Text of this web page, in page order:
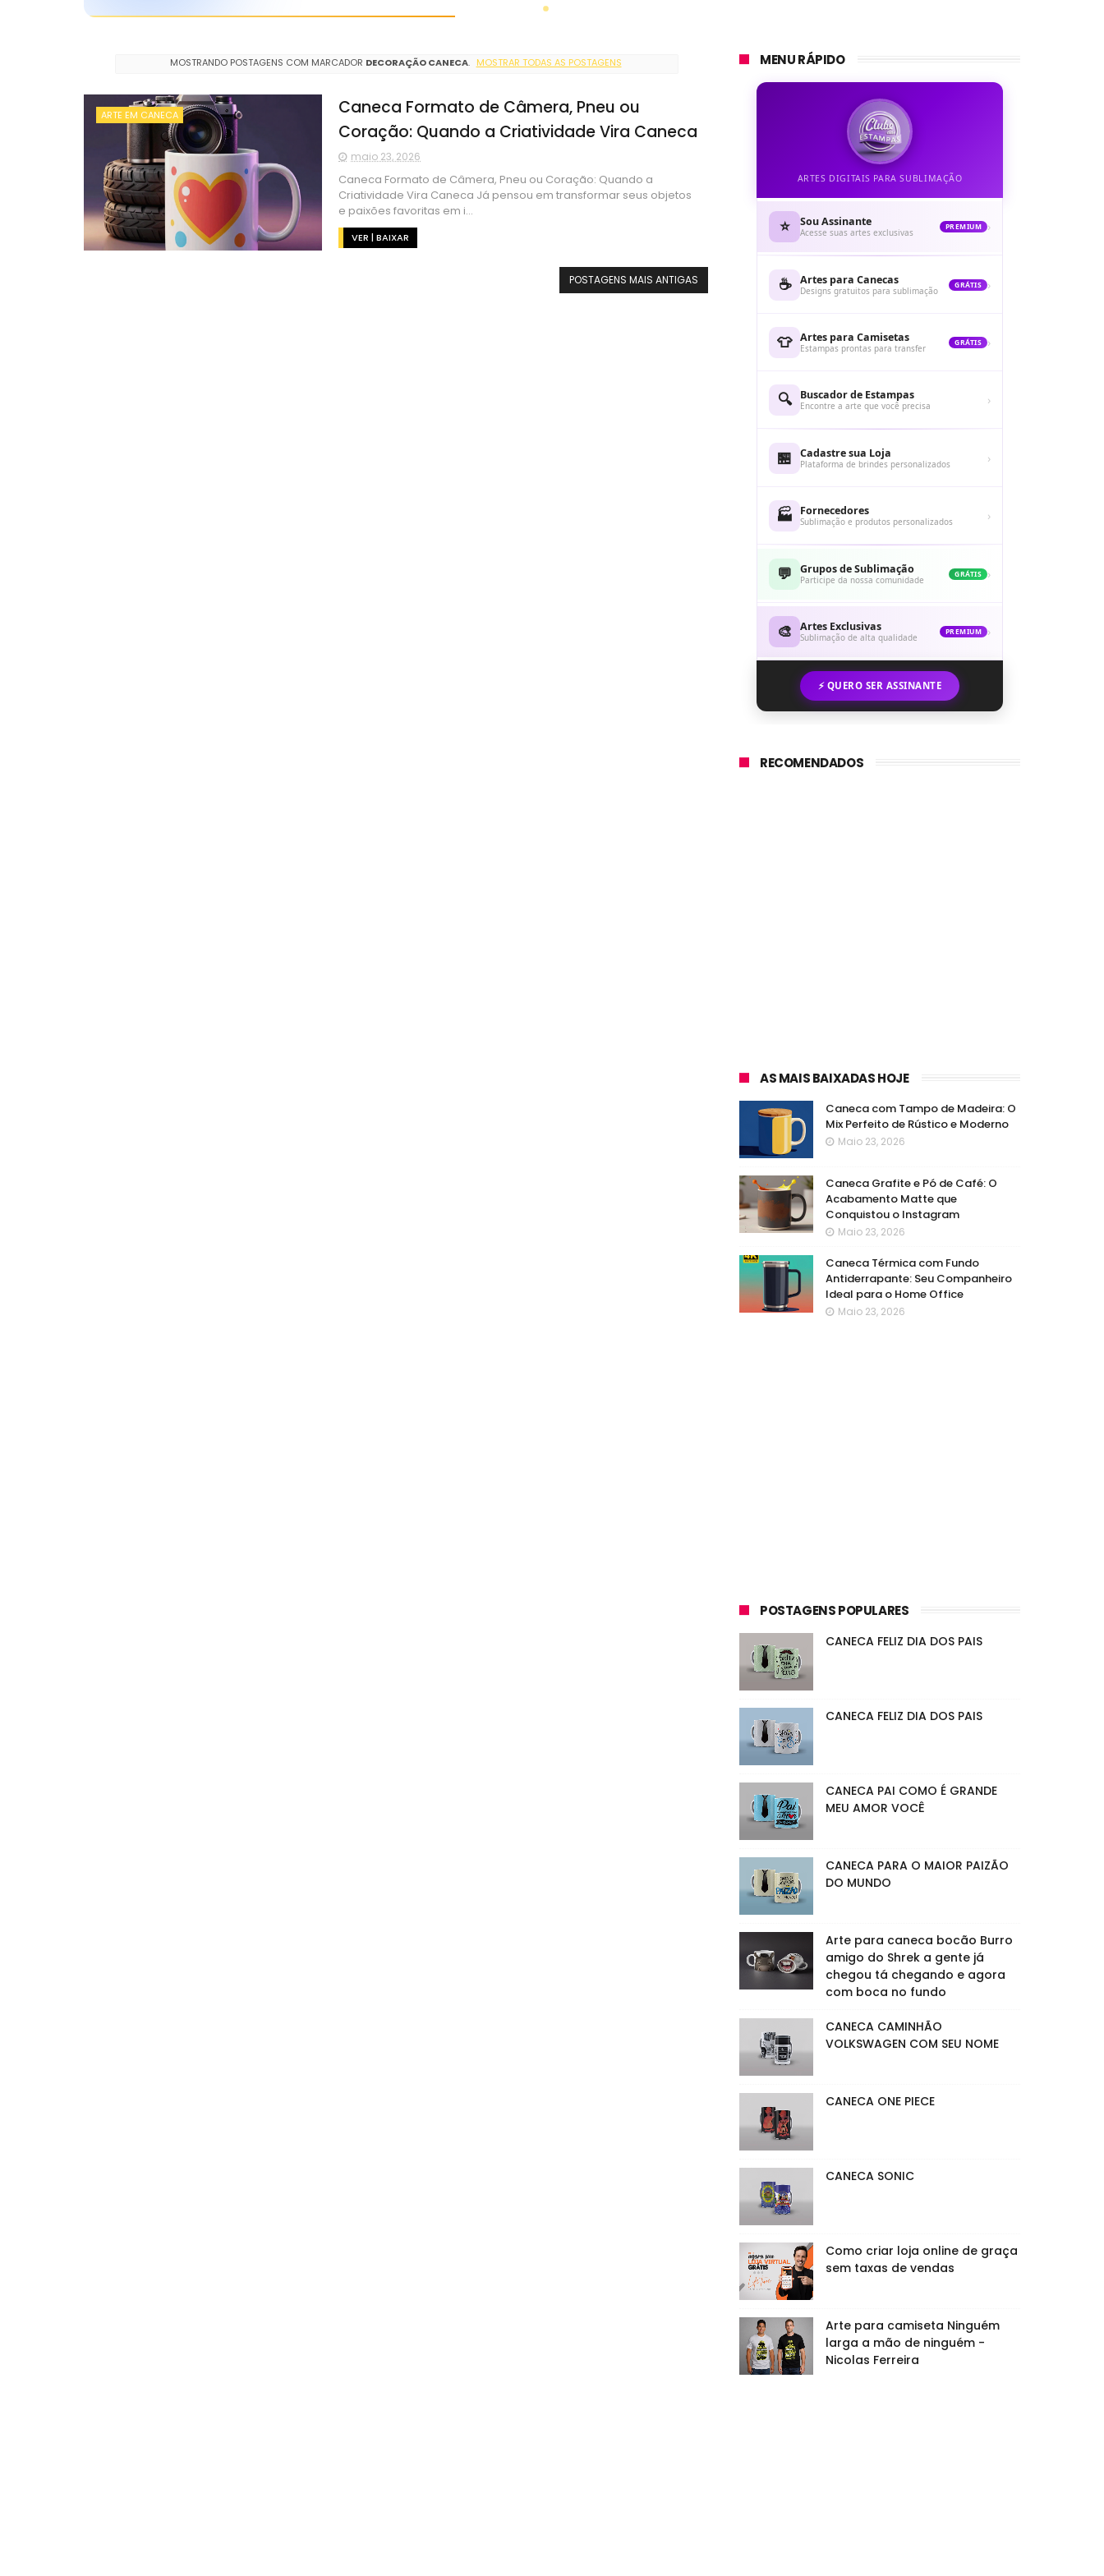
MOSTRANDO POSTAGENS COM MARCADOR DECORAÇÃO CANECA. MOSTRAR TODAS AS POSTAGENS
ARTE EM CANECA
Caneca Formato de Câmera, Pneu ou
Coração: Quando a Criatividade Vira Caneca
maio 23, 2026
Caneca Formato de Câmera, Pneu ou Coração: Quando a
Criatividade Vira Caneca Já pensou em transformar seus objetos
e paixões favoritas em i...
VER | BAIXAR
POSTAGENS MAIS ANTIGAS
MENU RÁPIDO
ARTES DIGITAIS PARA SUBLIMAÇÃO
⭐ Sou Assinante
Acesse suas artes exclusivas
PREMIUM ›
☕ Artes para Canecas
Designs gratuitos para sublimação
GRÁTIS ›
👕 Artes para Camisetas
Estampas prontas para transfer
GRÁTIS ›
🔍 Buscador de Estampas
Encontre a arte que você precisa ›
🏪 Cadastre sua Loja
Plataforma de brindes personalizados ›
🏭 Fornecedores
Sublimação e produtos personalizados ›
💬 Grupos de Sublimação
Participe da nossa comunidade
GRÁTIS ›
🎨 Artes Exclusivas
Sublimação de alta qualidade
PREMIUM ›
⚡ QUERO SER ASSINANTE
RECOMENDADOS
AS MAIS BAIXADAS HOJE
Caneca com Tampo de Madeira: O
Mix Perfeito de Rústico e Moderno
Maio 23, 2026
Caneca Grafite e Pó de Café: O
Acabamento Matte que
Conquistou o Instagram
Maio 23, 2026
Caneca Térmica com Fundo
Antiderrapante: Seu Companheiro
Ideal para o Home Office
Maio 23, 2026
POSTAGENS POPULARES
CANECA FELIZ DIA DOS PAIS
CANECA FELIZ DIA DOS PAIS
CANECA PAI COMO É GRANDE
MEU AMOR VOCÊ
CANECA PARA O MAIOR PAIZÃO
DO MUNDO
Arte para caneca bocão Burro
amigo do Shrek a gente já
chegou tá chegando e agora
com boca no fundo
CANECA CAMINHÃO
VOLKSWAGEN COM SEU NOME
CANECA ONE PIECE
CANECA SONIC
Como criar loja online de graça
sem taxas de vendas
Arte para camiseta Ninguém
larga a mão de ninguém -
Nicolas Ferreira